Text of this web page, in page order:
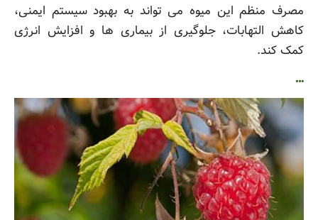
مصرف منظم این میوه می تواند به بهبود سیستم ایمنی،
کاهش التهابات، جلوگیری از بیماری ها و افزایش انرژی
کمک کند.
…